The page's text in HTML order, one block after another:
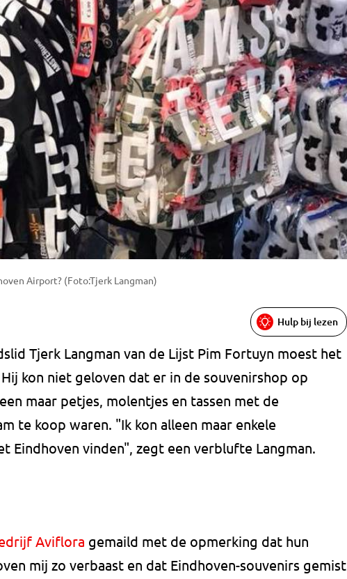
Airport? (Foto:Tjerk Langman)
Hulp bij lezen
Tjerk Langman van de Lijst Pim Fortuyn moest het
kon niet geloven dat er in de souvenirshop op
maar petjes, molentjes en tassen met de
te koop waren. "Ik kon alleen maar enkele
Eindhoven vinden", zegt een verblufte Langman.
Aviflora gemaild met de opmerking dat hun
mij zo verbaast en dat Eindhoven-souvenirs gemist